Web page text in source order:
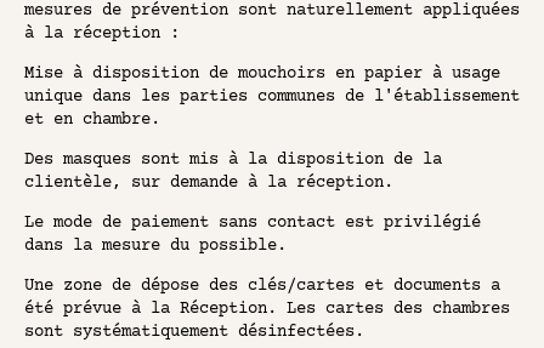
mesures de prévention sont naturellement appliquées
à la réception :
Mise à disposition de mouchoirs en papier à usage
unique dans les parties communes de l'établissement
et en chambre.
Des masques sont mis à la disposition de la
clientèle, sur demande à la réception.
Le mode de paiement sans contact est privilégié
dans la mesure du possible.
Une zone de dépose des clés/cartes et documents a
été prévue à la Réception. Les cartes des chambres
sont systématiquement désinfectées.